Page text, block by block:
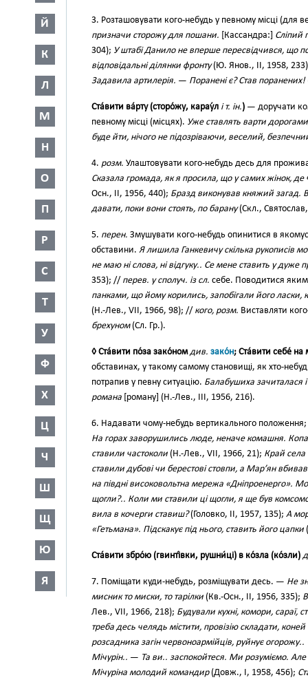
Й
К
Л
М
Н
О
П
Р
С
Т
У
Ф
Х
Ц
Ч
Ш
Щ
Ю
Я
3. Розташовувати кого-небудь у певному місці (для
призначи сторожу для пошани. [Кассандра:] Сліпий
304); У штабі Данило не вперше пересвідчився, що
відповідальні ділянки фронту(Ю. Янов., II, 1958,
Задавила артилерія. — Поранені є? Став поранених!
Ста́вити ва́рту (сторо́жу, карау́л і т. ін.) — доручати
певному місці (місцях). Уже ставлять варти
буде йти, нічого не підозріваючи, веселий,
4. розм. Улаштовувати кого-небудь десь для
Сказала громада, як я просила, що у самих жінок, де
Осн., II, 1956, 440); Бразд виконував княжий загад.
давати, поки вони стоять, по барану(Скл.,
5. перен. Змушувати кого-небудь опинитися в
обставини. Я лишила Ганкевичу скілька рукописів
не маю ні слова, ні відгуку.. Се мене ставить у дуже
353); // перев. у сполуч. із сл. себе. Поводитися
панками, що йому корились, запобігали його ласки,
(Н.-Лев., VII, 1966, 98); // кого, розм. Виставляти
брехуном(Сл. Гр.).
◊ Ста́вити по́за зако́ном див. зако́н; Ста́вити себе́ на
обставинах, у такому самому становищі, як хто-
потрапив у певну ситуацію. Балабушиха зачиталася і
романа [роману] (Н.-Лев., III, 1956, 216).
6. Надавати чому-небудь вертикального
На горах заворушились люде, неначе комашня.
ставили частоколи (Н.-Лев., VII, 1966, 21); Край села
ставили дубові чи берестові стовпи, а Мар’ян
на півдні високовольтна мережа «Дніпроенерго».
щогли?.. Коли ми ставили ці щогли, я ще був
вила в кочерги ставиш?(Головко, II, 1957, 135); А
«Гетьмана». Підскакує під нього, ставить його цапки
Ста́вити збро́ю (гвинті́вки, рушни́ці) в ко́зла (ко́зли)
7. Поміщати куди-небудь, розміщувати десь. — Не
мисник то миски, то тарілки (Кв.-Осн., II, 1956, 335);
Лев., VII, 1966, 218); Будували кухні, комори, сараї,
треба десь челядь містити, провізію складати,
розсадника загін червоноармійців, руйнує
Мічурін.. — Та ви.. заспокойтеся. Ми розуміємо.
Мічуріна молодий командир(Довж., І, 1958, 456);